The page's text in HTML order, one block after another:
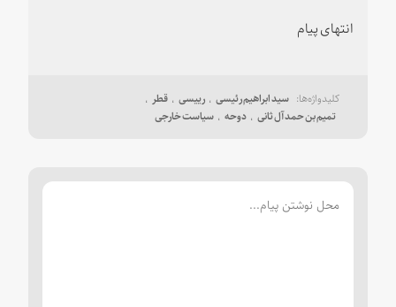
انتهای پیام
سید ابراهیم رئیسی رییسی قطر
تمیم بن حمد آل ثانی دوحه سیاست خارجی